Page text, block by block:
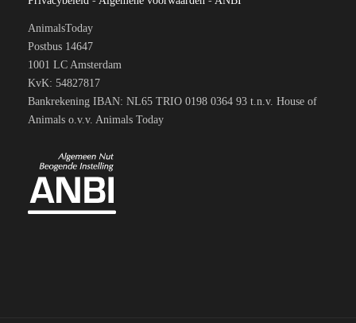
AnimalsToday
Postbus 14647
1001 LC Amsterdam
KvK: 54827817
Bankrekening IBAN: NL65 TRIO 0198 0364 93 t.n.v. House of
Animals o.v.v. Animals Today